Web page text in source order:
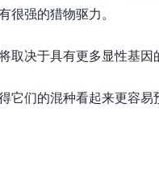
强的猎物驱力。
决于具有更多显性基因
它们的混种看起来更容